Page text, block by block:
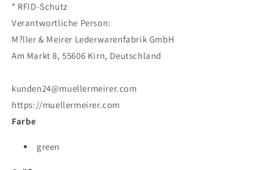
* RFID-Schutz
Verantwortliche Person:
M?ller & Meirer Lederwarenfabrik GmbH
Am Markt 8, 55606 Kirn, Deutschland
kunden24@muellermeirer.com
https://muellermeirer.com
Farbe
green